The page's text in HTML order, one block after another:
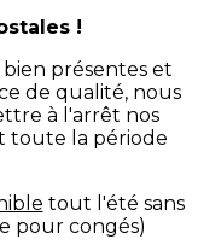
!
présentes et
de qualité, nous
à l'arrêt nos
toute la période
tout l'été sans
pour congés)